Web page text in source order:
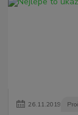
26.11.2019